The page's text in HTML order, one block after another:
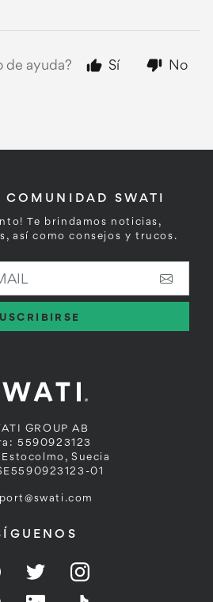
de ayuda? Sí No
GROUP AB
5590923123
Estocolmo, Suecia
01
FacebookTwitterInstagram
COMUNIDAD SWATI
Te brindamos noticias,
así como consejos y trucos.